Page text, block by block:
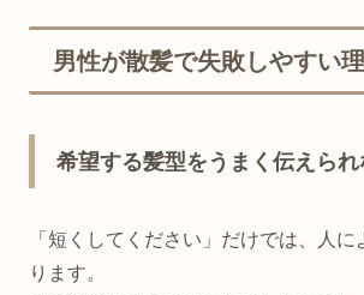
男性が散髪で失敗しやすい
希望する髪型をうまく伝えられ
「短くしてください」だけでは、人
ります。